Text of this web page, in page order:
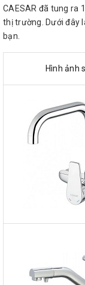
CAESAR đã tung ra
thị trường. Dưới đây
bạn.
Hình ảnh